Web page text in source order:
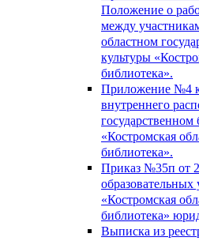
Положение о
между
областном
культуры
библиотека».
Приложение №4
внутреннего
«Костромская
библиотека».
Приказ №35п от
«Костромская
библиотека»
Выписка из